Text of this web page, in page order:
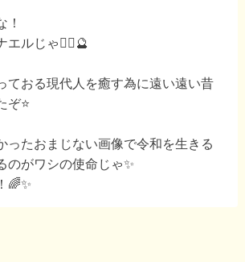
！
エルじゃ🧙‍♀️🔮
ておる現代人を癒す為に遠い遠い昔
ぞ⭐️
ったおまじない画像で令和を生きる
のがワシの使命じゃ✨
🌈✨